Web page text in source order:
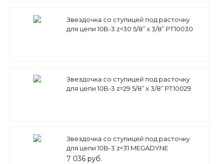
Звездочка со ступицей под расточку
для цепи 10B-3 z=30 5/8” x 3/8” PT10030
Звездочка со ступицей под расточку
для цепи 10B-3 z=29 5/8” x 3/8” PT10029
Звездочка со ступицей под расточку
для цепи 10B-3 z=31 MEGADYNE
7 036 руб.